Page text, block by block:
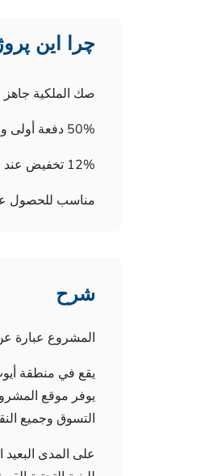
چرا این
صك الملكية جاهز
50% دفعة أولى و الباقي تقسيط على 12 شهر
12% تخفيض عند الدفع نقداً
مناسب للحصول
شرح
المشروع عبارة عن مجمع مكون من 7 أبنية، و
يقع في منطقة
يوفر موقع
التسوق وجميع
على المدى